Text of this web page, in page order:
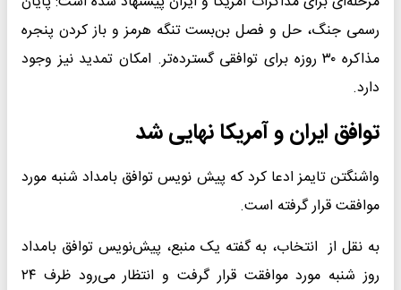
رسمی جنگ، حل و فصل بن‌بست تنگه هرمز و باز کردن پنجره
مذاکره ۳۰ روزه برای توافقی گسترده‌تر. امکان تمدید نیز وجود
دارد.
توافق ایران و آمریکا نهایی شد
واشنگتن تایمز ادعا کرد که پیش نویس توافق بامداد شنبه مورد
موافقت قرار گرفته است.
به نقل از انتخاب، به گفته یک منبع، پیش‌نویس توافق بامداد
روز شنبه مورد موافقت قرار گرفت و انتظار می‌رود ظرف ۲۴